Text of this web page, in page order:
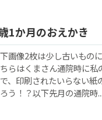
1か月のおえかき
画像2枚は少し古いもの
らはくまさん通院時に
、印刷されたいらない
う！？以下先月の通院時...